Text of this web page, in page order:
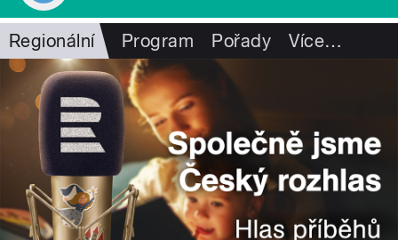
Regionální Program Pořady Více…